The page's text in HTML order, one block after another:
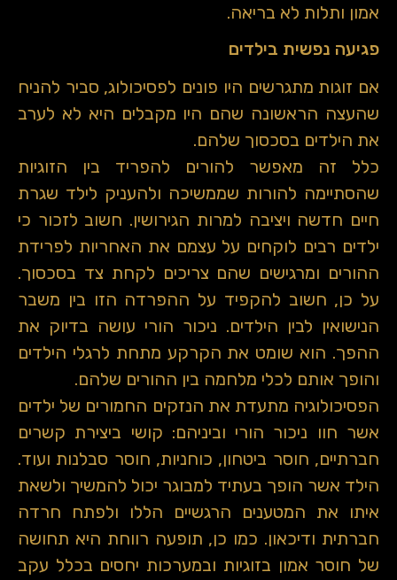
אמון ותלות לא בריאה.
פגיעה נפשית בילדים
אם זוגות מתגרשים היו פונים לפסיכולוג, סביר להניח
שהעצה הראשונה שהם היו מקבלים היא לא לערב
את הילדים בסכסוך שלהם.
כלל זה מאפשר להורים להפריד בין הזוגיות
שהסתיימה להורות שממשיכה ולהעניק לילד שגרת
חיים חדשה ויציבה למרות הגירושין. חשוב לזכור כי
ילדים רבים לוקחים על עצמם את האחריות לפרידת
ההורים ומרגישים שהם צריכים לקחת צד בסכסוך.
על כן, חשוב להקפיד על ההפרדה הזו בין משבר
הנישואין לבין הילדים. ניכור הורי עושה בדיוק את
ההפך. הוא שומט את הקרקע מתחת לרגלי הילדים
והופך אותם לכלי מלחמה בין ההורים שלהם.
הפסיכולוגיה מתעדת את הנזקים החמורים של ילדים
אשר חוו ניכור הורי וביניהם: קושי ביצירת קשרים
חברתיים, חוסר ביטחון, כוחניות, חוסר סבלנות ועוד.
הילד אשר הופך בעתיד למבוגר יכול להמשיך ולשאת
איתו את המטענים הרגשיים הללו ולפתח חרדה
חברתית ודיכאון. כמו כן, תופעה רווחת היא תחושה
של חוסר אמון בזוגיות ובמערכות יחסים בכלל עקב